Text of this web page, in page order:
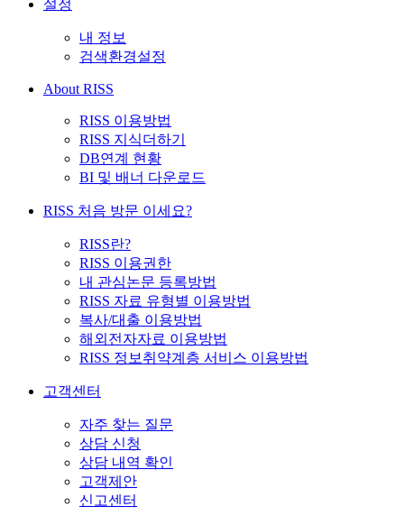
설정
내 정보
검색환경설정
About RISS
RISS 이용방법
RISS 지식더하기
DB연계 현황
BI 및 배너 다운로드
RISS 처음 방문 이세요?
RISS란?
RISS 이용권한
내 관심논문 등록방법
RISS 자료 유형별 이용방법
복사/대출 이용방법
해외전자자료 이용방법
RISS 정보취약계층 서비스 이용방법
고객센터
자주 찾는 질문
상담 신청
상담 내역 확인
고객제안
신고센터